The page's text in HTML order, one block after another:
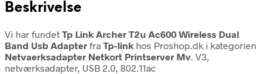
Beskrivelse
Vi har fundet Tp Link Archer T2u Ac600 Wireless Dual
Band Usb Adapter fra Tp-link hos Proshop.dk i kategorien
Netvaerksadapter Netkort Printserver Mv. V3,
netværksadapter, USB 2.0, 802.11ac